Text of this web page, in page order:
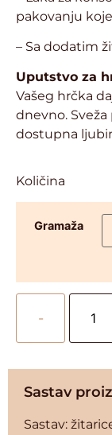
pakovanju
– Sa dodatim
Uputstvo za
Vašeg hrčka
dnevno.
dostupna
Količina
Gramaža
-
Sastav
Sastav: